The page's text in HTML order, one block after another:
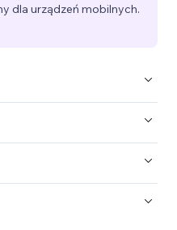
dla urządzeń mobilnych.